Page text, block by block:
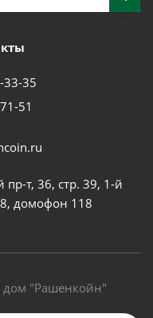
33-35
51
т, 36, стр. 39, 1-й
домофон 118
"Рашенкойн"